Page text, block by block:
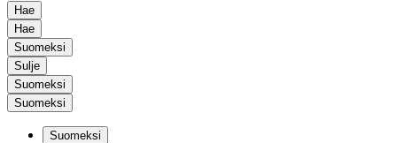
Hae
Hae
Suomeksi
Sulje
Suomeksi
Suomeksi
Suomeksi